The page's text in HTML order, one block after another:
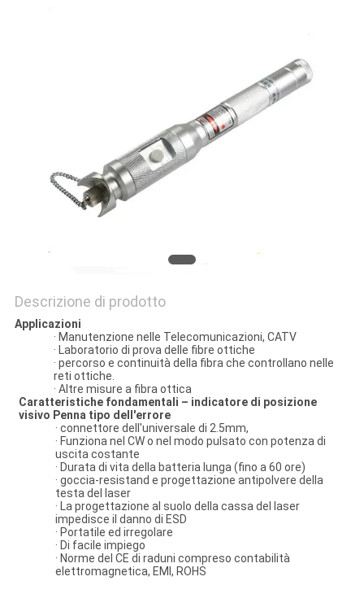
POLICY
Descrizione di prodotto
Applicazioni
· Manutenzione nelle Telecomunicazioni, CATV
· Laboratorio di prova delle fibre ottiche
· percorso e continuità della fibra che controllano nelle
reti ottiche.
· Altre misure a fibra ottica
Caratteristiche fondamentali – indicatore di posizione
visivo Penna tipo dell'errore
· connettore dell'universale di 2.5mm,
· Funziona nel CW o nel modo pulsato con potenza di
uscita costante
· Durata di vita della batteria lunga (fino a 60 ore)
· goccia-resistand e progettazione antipolvere della
testa del laser
· La progettazione al suolo della cassa del laser
impedisce il danno di ESD
· Portatile ed irregolare
· Di facile impiego
· Norme del CE di raduni compreso contabilità
elettromagnetica, EMI, ROHS